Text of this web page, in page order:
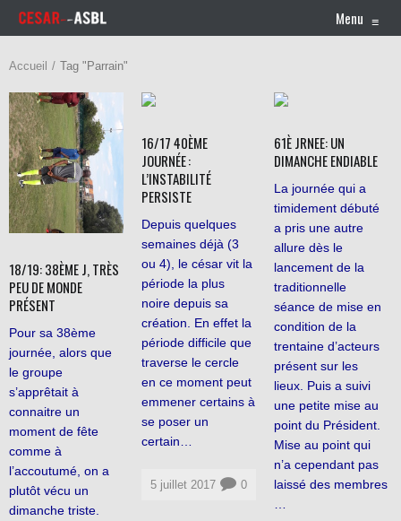
Menu ≡
Accueil Tag "Parrain"
18/19: 38ÈME J, TRÈS
PEU DE MONDE
PRÉSENT
Pour sa 38ème
journée, alors que
le groupe
s’apprêtait à
connaitre un
moment de fête
comme à
l’accoutumé, on a
plutôt vécu un
dimanche triste.
16/17 40ÈME
JOURNÉE :
L’INSTABILITÉ
PERSISTE
Depuis quelques
semaines déjà (3
ou 4), le césar vit la
période la plus
noire depuis sa
création. En effet la
période difficile que
traverse le cercle
en ce moment peut
emmener certains à
se poser un
certain…
5 juillet 2017 0
61È JRNEE: UN
DIMANCHE ENDIABLE
La journée qui a
timidement débuté
a pris une autre
allure dès le
lancement de la
traditionnelle
séance de mise en
condition de la
trentaine d’acteurs
présent sur les
lieux. Puis a suivi
une petite mise au
point du Président.
Mise au point qui
n’a cependant pas
laissé des membres